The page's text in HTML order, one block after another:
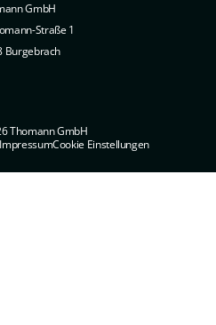
GmbH
Straße 1
Burgebrach
Thomann GmbH
ImpressumCookie Einstellungen